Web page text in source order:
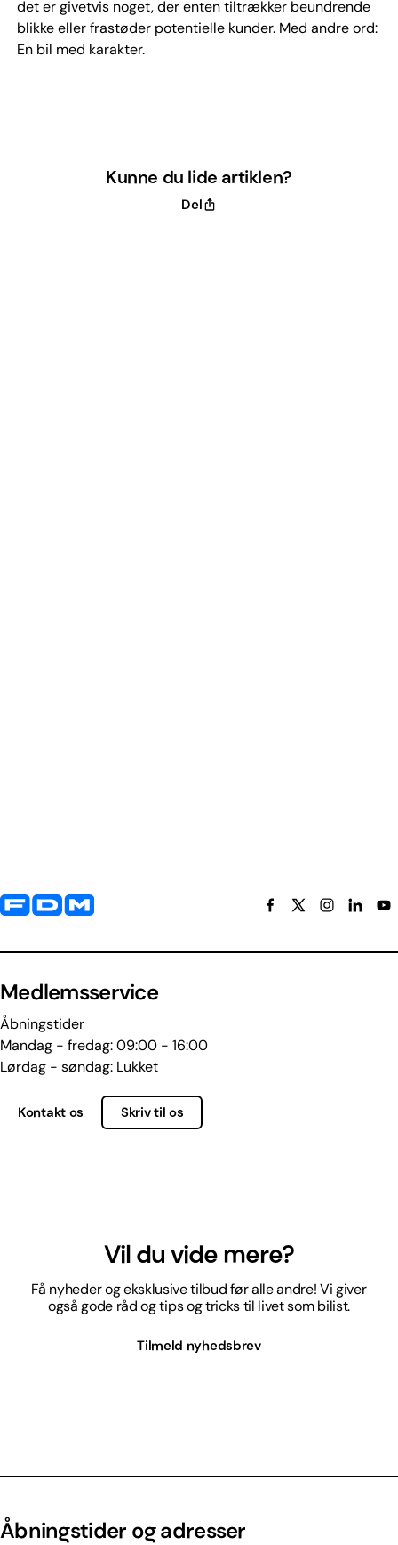
det er givetvis noget, der enten tiltrækker beundrende
blikke eller frastøder potentielle kunder. Med andre ord:
En bil med karakter.
Kunne du lide artiklen?
Del
Yderligere information og kontaktoplysninger
Medlemsservice
Åbningstider
Mandag - fredag: 09:00 - 16:00
Lørdag - søndag: Lukket
Kontakt os Skriv til os
Vil du vide mere?
Få nyheder og eksklusive tilbud før alle andre! Vi giver
også gode råd og tips og tricks til livet som bilist.
Tilmeld nyhedsbrev
Åbningstider og adresser